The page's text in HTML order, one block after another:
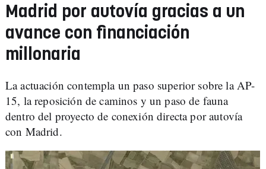
Madrid por autovía gracias a un
avance con financiación
millonaria
La actuación contempla un paso superior sobre la AP-
15, la reposición de caminos y un paso de fauna
dentro del proyecto de conexión directa por autovía
con Madrid.